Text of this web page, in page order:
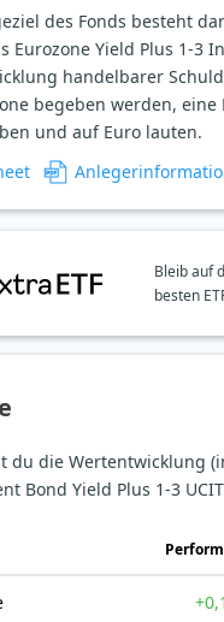
des Fonds besteht
Eurozone Yield Plus 1-3
handelbarer
begeben werden,
und auf Euro lauten.
Bleib auf
besten
du die Wertentwicklung
Bond Yield Plus 1-3